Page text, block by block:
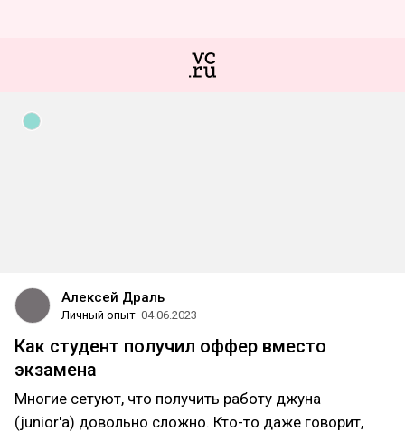
Алексей Драль
Личный опыт 04.06.2023
Как студент получил оффер вместо
экзамена
Многие сетуют, что получить работу джуна
(junior'а) довольно сложно. Кто-то даже говорит,